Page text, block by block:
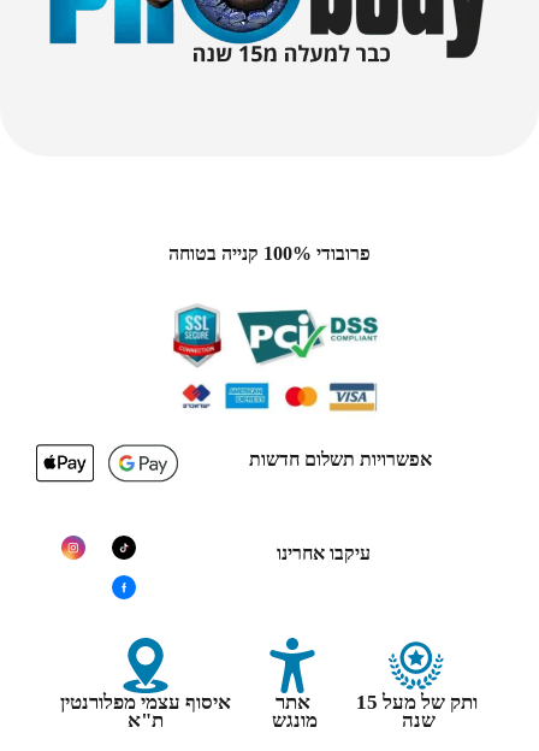
פרובודי 100% קנייה בטוחה
אפשרויות תשלום חדשות
עיקבו אחרינו
ותק של מעל 15
שנה
אתר
מונגש
איסוף עצמי מפלורנטין
ת"א